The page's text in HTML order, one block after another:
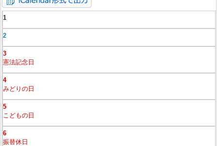
1
2
3
憲法記念日
4
みどりの日
5
こどもの日
6
振替休日